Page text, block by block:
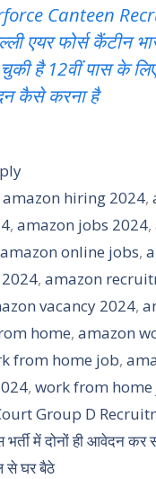
Canteen
एयर फोर्स कैंटीन
है 12वीं पास के
कैसे करना है
amazon hiring 2024,
, amazon jobs 2024,
amazon online jobs,
, amazon
vacancy 2024,
home, amazon
from home job,
, work from
Group D
भर्ती में दोनों ही आवेदन
से घर बैठे